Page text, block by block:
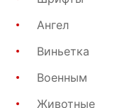
Ангел
Виньетка
Военным
Животные